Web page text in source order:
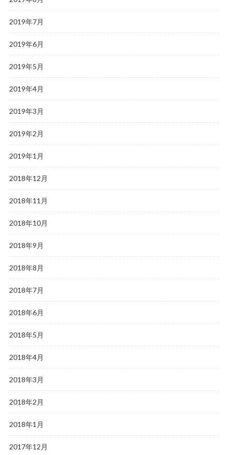
2019年7月
2019年6月
2019年5月
2019年4月
2019年3月
2019年2月
2019年1月
2018年12月
2018年11月
2018年10月
2018年9月
2018年8月
2018年7月
2018年6月
2018年5月
2018年4月
2018年3月
2018年2月
2018年1月
2017年12月